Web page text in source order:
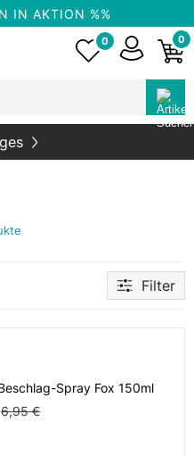
IN AKTION %%
0 0
Filter
Spray Fox 150ml
6,95 €